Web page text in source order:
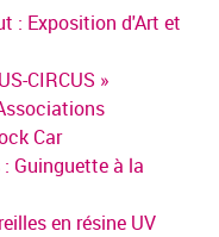
: Exposition d'Art et
CIRCUS »
Car
Guinguette à la
en résine UV